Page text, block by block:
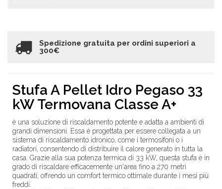
Spedizione gratuita per ordini superiori a
300€
Stufa A Pellet Idro Pegaso 33
kW Termovana Classe A+
è una soluzione di riscaldamento potente e adatta a ambienti di
grandi dimensioni. Essa è progettata per essere collegata a un
sistema di riscaldamento idronico, come i termosifoni o i
radiatori, consentendo di distribuire il calore generato in tutta la
casa. Grazie alla sua potenza termica di 33 kW, questa stufa è in
grado di riscaldare efficacemente un'area fino a 270 metri
quadrati, offrendo un comfort termico ottimale durante i mesi più
freddi.